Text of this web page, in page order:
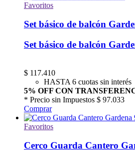
Favoritos
Set básico de balcón
Set básico de balcón
$ 117.410
HASTA 6 cuotas sin interés
5% OFF CON
* Precio sin Impuestos $ 97.033
Comprar
Favoritos
Cerco Guarda Cantero